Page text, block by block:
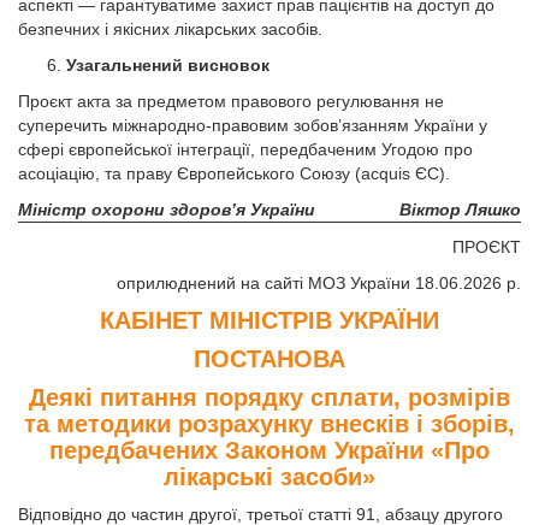
аспекті — гарантуватиме захист прав пацієнтів на доступ до
безпечних і якісних лікарських засобів.
Узагальнений висновок
Проєкт акта за предметом правового регулювання не
суперечить міжнародно-правовим зобов’язанням України у
сфері європейської інтеграції, передбаченим Угодою про
асоціацію, та праву Європейського Союзу (acquis ЄС).
Міністр охорони здоров’я України
Віктор Ляшко
ПРОЄКТ
оприлюднений на сайті МОЗ України 18.06.2026 р.
КАБІНЕТ МІНІСТРІВ УКРАЇНИ
ПОСТАНОВА
Деякі питання порядку сплати, розмірів
та методики розрахунку внесків і зборів,
передбачених Законом України «Про
лікарські засоби»
Відповідно до частин другої, третьої статті 91, абзацу другого